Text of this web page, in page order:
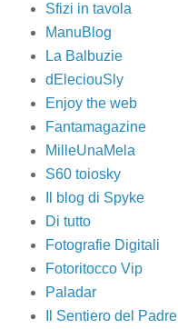
Sfizi in tavola
ManuBlog
La Balbuzie
dEleciouSly
Enjoy the web
Fantamagazine
MilleUnaMela
S60 toiosky
Il blog di Spyke
Di tutto
Fotografie Digitali
Fotoritocco Vip
Paladar
Il Sentiero del Padre